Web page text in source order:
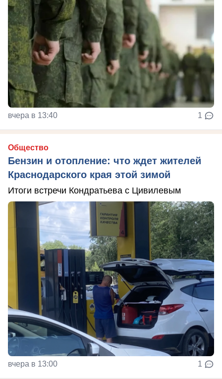
вчера в 13:40 1
Общество
Бензин и отопление: что ждет жителей
Краснодарского края этой зимой
Итоги встречи Кондратьева с Цивилевым
вчера в 13:00 1